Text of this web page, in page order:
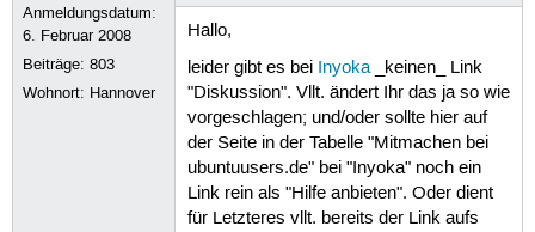
Anmeldungsdatum:
6. Februar 2008
Beiträge:803
Wohnort: Hannover
Hallo,
leider gibt es bei Inyoka_keinen_ Link
"Diskussion". Vllt. ändert Ihr das ja so wie
vorgeschlagen; und/oder sollte hier auf
der Seite in der Tabelle "Mitmachen bei
ubuntuusers.de" bei "Inyoka" noch ein
Link rein als "Hilfe anbieten". Oder dient
für Letzteres vllt. bereits der Link aufs